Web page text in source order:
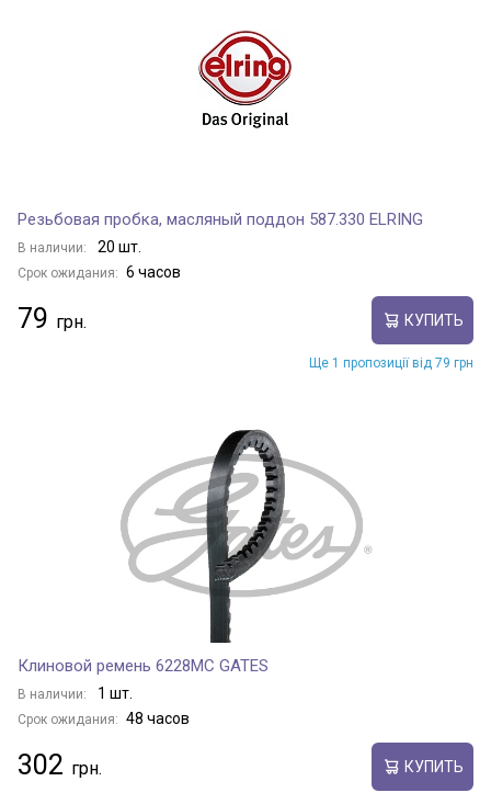
Резьбовая пробка, масляный поддон 587.330 ELRING
В наличии: 20 шт.
Срок ожидания: 6 часов
79 КУПИТЬ
Ще 1 пропозиції від 79 грн
Клиновой ремень 6228MC GATES
В наличии: 1 шт.
Срок ожидания: 48 часов
302 КУПИТЬ